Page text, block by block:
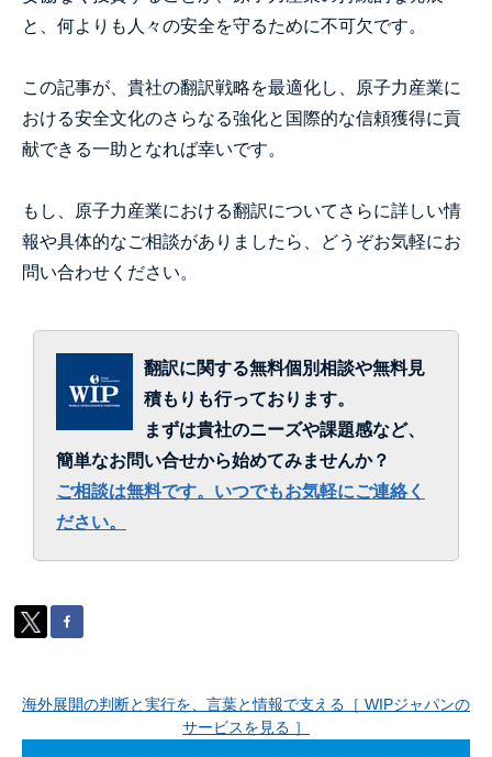
と、何よりも人々の安全を守るために不可欠です。
この記事が、貴社の翻訳戦略を最適化し、原子力産業に
おける安全文化のさらなる強化と国際的な信頼獲得に貢
献できる一助となれば幸いです。
もし、原子力産業における翻訳についてさらに詳しい情
報や具体的なご相談がありましたら、どうぞお気軽にお
問い合わせください。
翻訳に関する無料個別相談や無料見
積もりも行っております。
まずは貴社のニーズや課題感など、
簡単なお問い合せから始めてみませんか？
ご相談は無料です。いつでもお気軽にご連絡く
ださい。
海外展開の判断と実行を、言葉と情報で支える［ WIPジャパンの
サービスを見る ］